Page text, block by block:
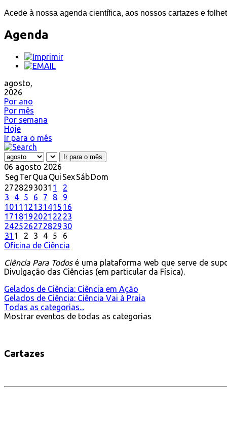
Acede à nossa agenda científica, aos nossos cartazes e
Agenda
agosto,
2026
Por ano
Por mês
Por semana
Hoje
Ir para o mês
Ir para o mês
06 agosto 2026
Seg TerQua Qui SexSábDom
2728293031 1
2
3
4 5 6 7 8
9
1011 12131415 16
1718192021 22 23
242526272829 30
31 1 2 3 4 5
6
Oficina de Ciência
Ciência Para Todosé uma plataforma web que serve de
Divulgação das Ciências (em particular da Física).
Gelados de Ciência: Ciência em Ação
Gelados de Ciência: Ciência Vai à Praia
Todas as categorias...
Mostrar eventos de todas as categorias
Cartazes